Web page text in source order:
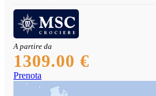
A partire da
1309.00 €
Prenota